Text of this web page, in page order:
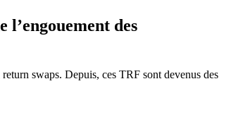
des
swaps. Depuis, ces TRF sont devenus des